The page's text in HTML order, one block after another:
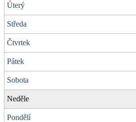
Úterý
Středa
Čtvrtek
Pátek
Sobota
Neděle
Pondělí